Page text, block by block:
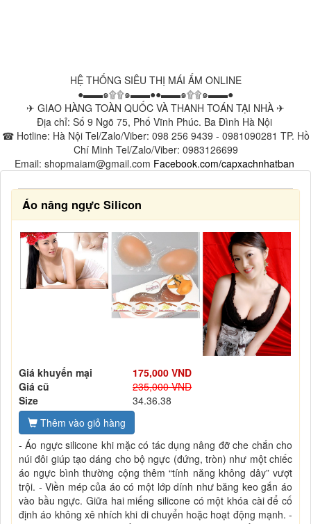
HỆ THỐNG SIÊU THỊ MÁI ẤM ONLINE
●▬▬๑۩۩๑▬▬●●▬▬๑۩۩๑▬▬●
✈ GIAO HÀNG TOÀN QUỐC VÀ THANH TOÁN TẠI NHÀ ✈
Địa chỉ: Số 9 Ngõ 75, Phố Vĩnh Phúc. Ba Đình Hà Nội
☎ Hotline: Hà Nội Tel/Zalo/Viber: 098 256 9439 - 0981090281 TP. Hồ
Chí Minh Tel/Zalo/Viber: 0983126699
Email: shopmaiam@gmail.com Facebook.com/capxachnhatban
Áo nâng ngực Silicon
Giá khuyến mại
175,000 VND
Giá cũ
235,000 VND
Size
34.36.38
Thêm vào giỏ hàng
- Áo ngực silicone khi mặc có tác dụng nâng đỡ che chắn cho
núi đôi giúp tạo dáng cho bộ ngực (đứng, tròn) như một chiếc
áo ngực bình thường cộng thêm “tính năng không dây” vượt
trội. - Viền mép của áo có một lớp dính như băng keo gắn áo
vào bầu ngực. Giữa hai miếng silicone có một khóa cài để cố
định áo không xê nhích khi di chuyển hoặc hoạt động mạnh. -